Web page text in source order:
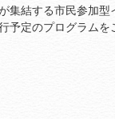
集結する市民参加型
予定のプログラムを